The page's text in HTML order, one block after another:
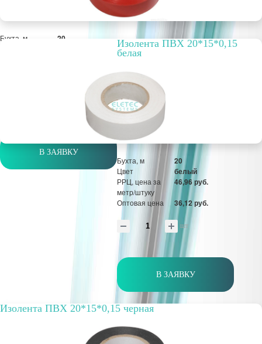
Бухта, м 20
В ЗАЯВКУ
Изолента ПВХ 20*15*0,15
белая
Бухта, м 20
Цвет белый
РРЦ, цена за
метр/штуку
46,96 руб.
Оптовая цена 36,12 руб.
шт
В ЗАЯВКУ
Изолента ПВХ 20*15*0,15 черная